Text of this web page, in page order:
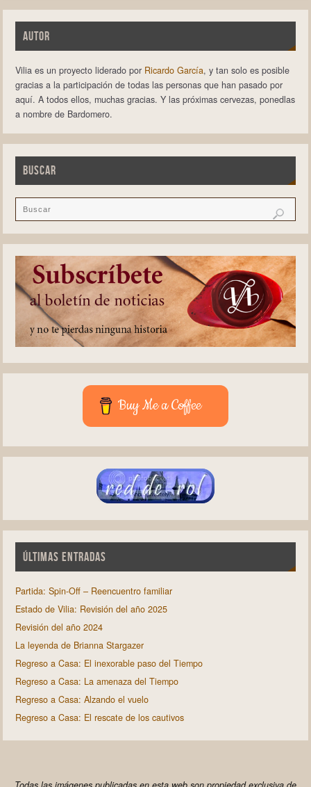
AUTOR
Vilia es un proyecto liderado por Ricardo García, y tan solo es posible
gracias a la participación de todas las personas que han pasado por
aquí. A todos ellos, muchas gracias. Y las próximas cervezas, ponedlas
a nombre de Bardomero.
BUSCAR
Buy Me a Coffee
ÚLTIMAS ENTRADAS
Partida: Spin-Off – Reencuentro familiar
Estado de Vilia: Revisión del año 2025
Revisión del año 2024
La leyenda de Brianna Stargazer
Regreso a Casa: El inexorable paso del Tiempo
Regreso a Casa: La amenaza del Tiempo
Regreso a Casa: Alzando el vuelo
Regreso a Casa: El rescate de los cautivos